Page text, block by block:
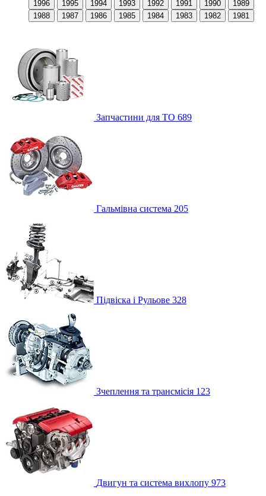
1996 1995 1994 1993 1992 1991 1990
1989
1988
1987 1986 1985 1984 1983 1982 1981
Запчастини для ТО 689
Гальмівна система 205
Підвіска і Рульове 328
Зчеплення та трансмісія 123
Двигун та система вихлопу 973